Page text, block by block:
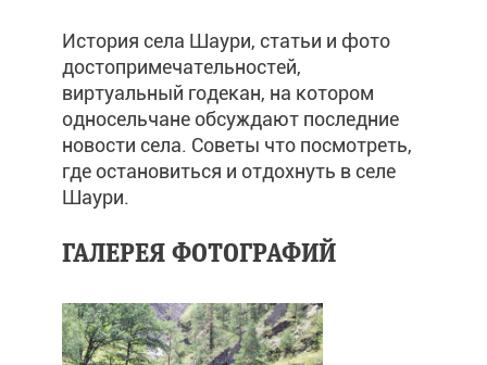
История села Шаури, статьи и фото
достопримечательностей,
виртуальный годекан, на котором
односельчане обсуждают последние
новости села. Советы что посмотреть,
где остановиться и отдохнуть в селе
Шаури.
ГАЛЕРЕЯ ФОТОГРАФИЙ